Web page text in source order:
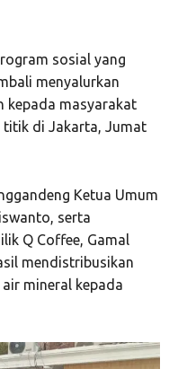
sosial yang
menyalurkan
kepada masyarakat
titik di Jakarta, Jumat
Ketua Umum
serta
Q Coffee, Gamal
mendistribusikan
mineral kepada